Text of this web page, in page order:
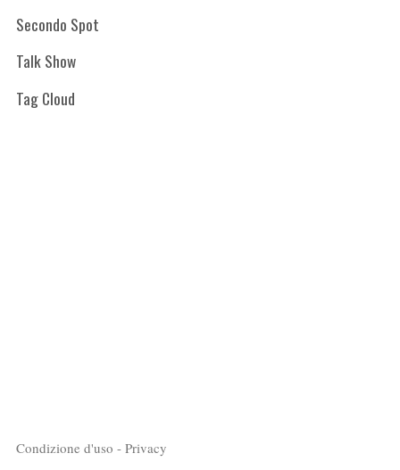
Secondo Spot
Talk Show
Tag Cloud
Condizione d'uso - Privacy